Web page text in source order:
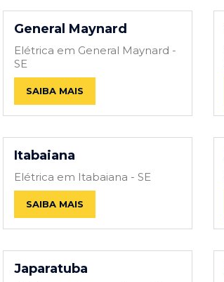
General Maynard
Elétrica em General Maynard -
SE
SAIBA MAIS
Itabaiana
Elétrica em Itabaiana - SE
SAIBA MAIS
Japaratuba